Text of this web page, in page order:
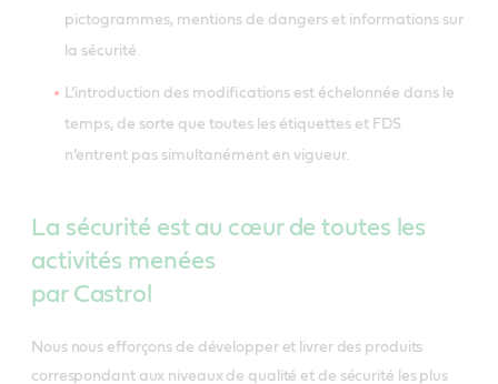
pictogrammes, mentions de dangers et informations sur
la sécurité.
L’introduction des modifications est échelonnée dans le
temps, de sorte que toutes les étiquettes et FDS
n’entrent pas simultanément en vigueur.
La sécurité est au cœur de toutes les
activités menées
par Castrol
Nous nous efforçons de développer et livrer des produits
correspondant aux niveaux de qualité et de sécurité les plus